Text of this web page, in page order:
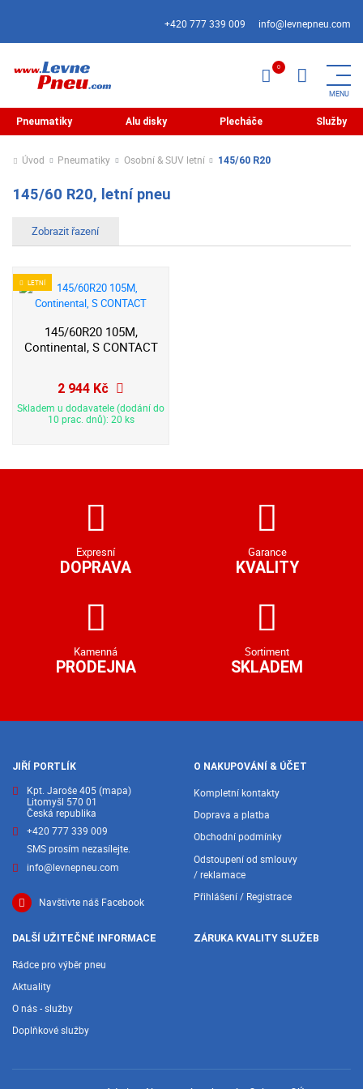
+420 777 339 009 info@levnepneu.com
Pneumatiky Alu disky Plecháče Služby
Úvod Pneumatiky Osobní & SUV letní 145/60 R20
145/60 R20, letní pneu
LETNÍ
145/60R20 105M,
Continental, S CONTACT
2 944 Kč
Skladem u dodavatele (dodání do
10 prac. dnů): 20 ks
Expresní
DOPRAVA
Garance
KVALITY
Kamenná
PRODEJNA
Sortiment
SKLADEM
JIŘÍ PORTLÍK
Kpt. Jaroše 405(mapa)
Litomyšl 570 01
Česká republika
+420 777 339 009
SMS prosím nezasílejte.
info@levnepneu.com
Navštivte náš Facebook
O NAKUPOVÁNÍ & ÚČET
Kompletní kontakty
Doprava a platba
Obchodní podmínky
Odstoupení od smlouvy
/ reklamace
Přihlášení / Registrace
DALŠÍ UŽITEČNÉ INFORMACE
Rádce pro výběr pneu
Aktuality
O nás - služby
Doplňkové služby
ZÁRUKA KVALITY SLUŽEB